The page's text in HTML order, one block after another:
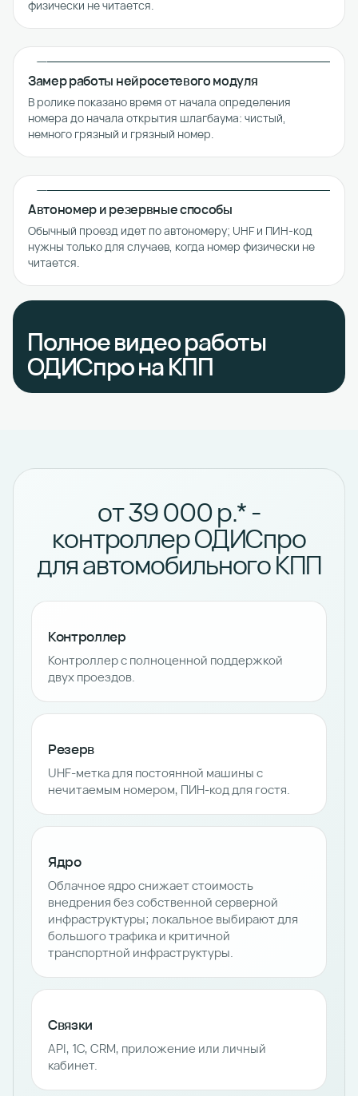
физически не читается.
Замер работы нейросетевого модуля
В ролике показано время от начала определения
номера до начала открытия шлагбаума: чистый,
немного грязный и грязный номер.
Автономер и резервные способы
Обычный проезд идет по автономеру; UHF и ПИН-код
нужны только для случаев, когда номер физически не
читается.
Полное видео работы
ОДИСпро на КПП
от 39 000 р.* -
контроллер ОДИСпро
для автомобильного КПП
Контроллер
Контроллер с полноценной поддержкой
двух проездов.
Резерв
UHF-метка для постоянной машины с
нечитаемым номером, ПИН-код для гостя.
Ядро
Облачное ядро снижает стоимость
внедрения без собственной серверной
инфраструктуры; локальное выбирают для
большого трафика и критичной
транспортной инфраструктуры.
Связки
API, 1С, CRM, приложение или личный
кабинет.